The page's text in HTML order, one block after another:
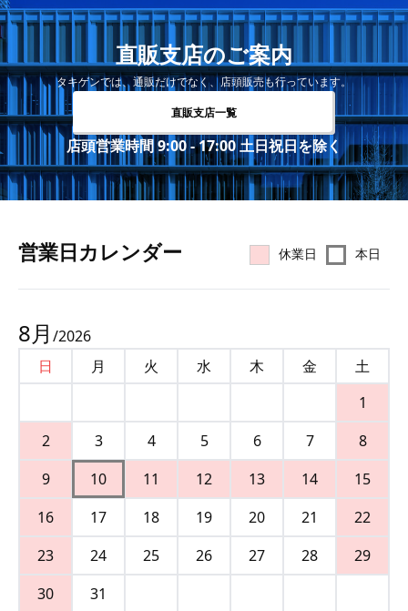
直販支店のご案内
タキゲンでは、通販だけでなく、店頭販売も行っています。
直販支店一覧
店頭営業時間 9:00 - 17:00 土日祝日を除く
営業⽇カレンダー 休業日 本日
8月 /2026
日
月 火 水 木 金
土
1
2
3 4 5 6 7
8
9
10 11 12 13 14
15
16
17 18 19 20 21
22
23
24 25 26 27 28
29
30
31